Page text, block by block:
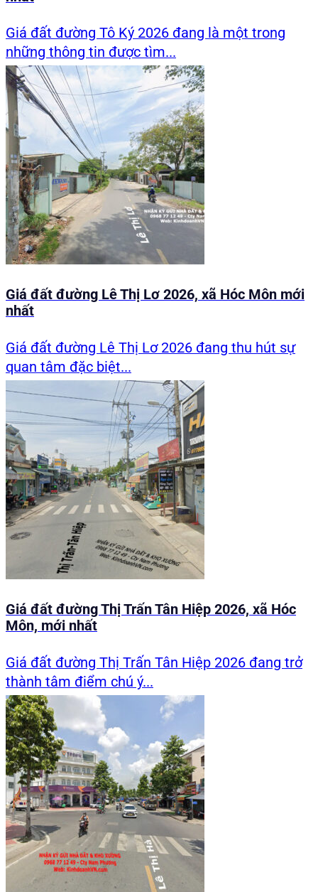
Giá đất đường Tô Ký 2026 đang là một trong
những thông tin được tìm...
Giá đất đường Lê Thị Lơ 2026, xã Hóc Môn mới
nhất
Giá đất đường Lê Thị Lơ 2026 đang thu hút sự
quan tâm đặc biệt...
Giá đất đường Thị Trấn Tân Hiệp 2026, xã Hóc
Môn, mới nhất
Giá đất đường Thị Trấn Tân Hiệp 2026 đang trở
thành tâm điểm chú ý...